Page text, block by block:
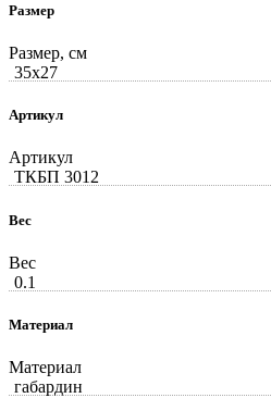
Размер
Размер, см
35x27
Артикул
Артикул
ТКБП 3012
Вес
Вес
0.1
Материал
Материал
габардин